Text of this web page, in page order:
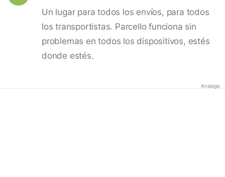
Un lugar para todos los envíos, para todos
los transportistas. Parcello funciona sin
problemas en todos los dispositivos, estés
donde estés.
Anzeige